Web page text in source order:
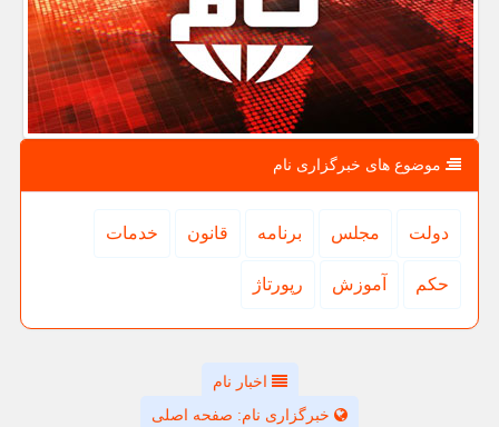
موضوع های خبرگزاری نام
دولت مجلس برنامه قانون خدمات
حكم آموزش رپورتاژ
اخبار نام
خبرگزاری نام: صفحه اصلی